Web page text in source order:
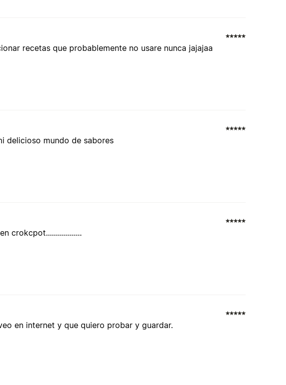
recetas que probablemente no usare nunca jajajaa
delicioso mundo de sabores
crokcpot..................
en internet y que quiero probar y guardar.